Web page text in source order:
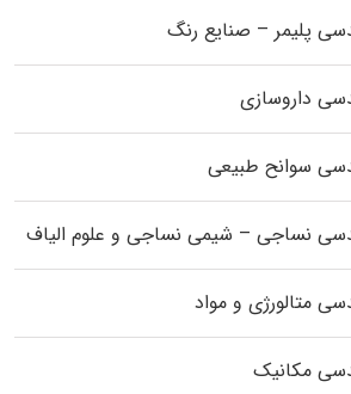
پلیمر – صنایع رنگ
داروسازی
سوانح طبیعی
نساجی – شیمی نساجی و علوم الیاف
متالورژی و مواد
مکانیک